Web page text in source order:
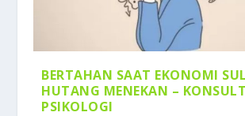
BERTAHAN SAAT EKONOMI
HUTANG MENEKAN –
PSIKOLOGI